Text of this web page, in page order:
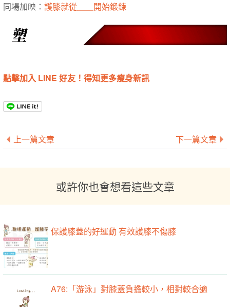
同場加映： 護膝就從＿＿開始鍛鍊
點擊加入 LINE 好友！得知更多瘦身新訊
上一篇文章 下一篇文章
或許你也會想看這些文章
保護膝蓋的好運動 有效護膝不傷膝
A76:「游泳」對膝蓋負擔較小，相對較合適